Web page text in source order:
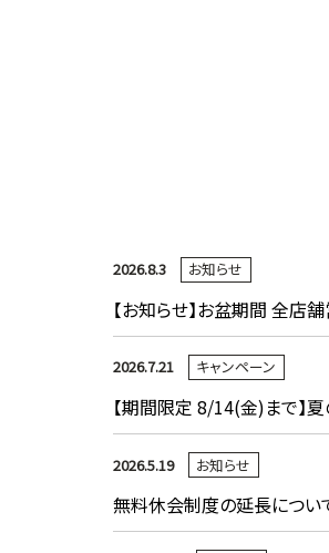
【お知らせ】お盆期間 全店
2026.8.3 お知らせ
【期間限定 8/14(金)まで】夏
2026.7.21 キャンペーン
無料休会制度の延長につい
2026.5.19 お知らせ